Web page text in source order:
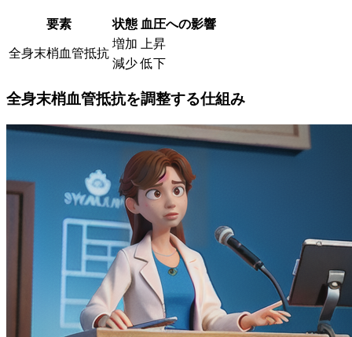
要素 状態 血圧への影響
全身末梢血管抵抗
増加
上昇
減少 低下
全身末梢血管抵抗を調整する仕組み